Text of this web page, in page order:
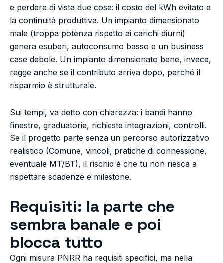
e perdere di vista due cose: il costo del kWh evitato e
la continuità produttiva. Un impianto dimensionato
male (troppa potenza rispetto ai carichi diurni)
genera esuberi, autoconsumo basso e un business
case debole. Un impianto dimensionato bene, invece,
regge anche se il contributo arriva dopo, perché il
risparmio è strutturale.
Sui tempi, va detto con chiarezza: i bandi hanno
finestre, graduatorie, richieste integrazioni, controlli.
Se il progetto parte senza un percorso autorizzativo
realistico (Comune, vincoli, pratiche di connessione,
eventuale MT/BT), il rischio è che tu non riesca a
rispettare scadenze e milestone.
Requisiti: la parte che
sembra banale e poi
blocca tutto
Ogni misura PNRR ha requisiti specifici, ma nella